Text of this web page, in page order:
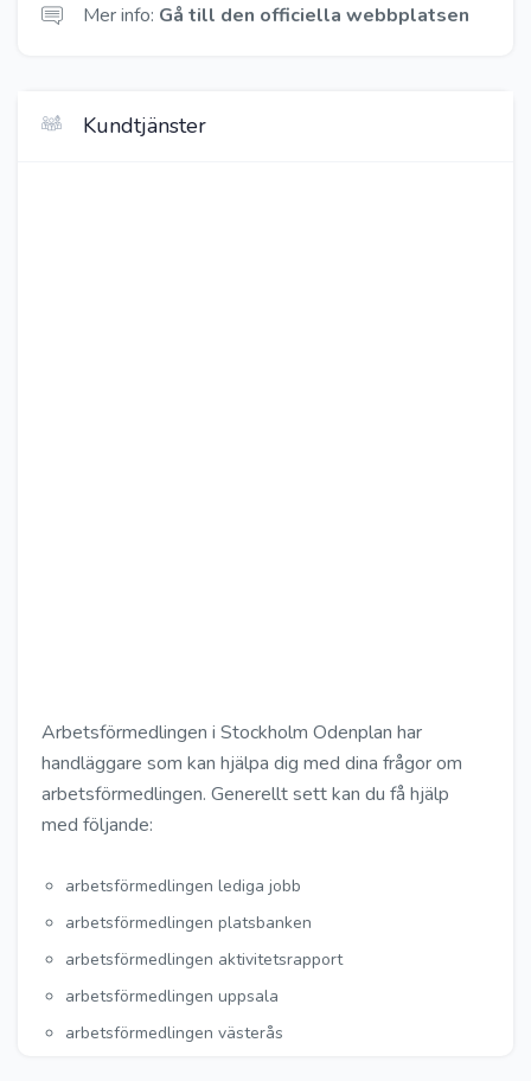
Mer info: Gå till den officiella webbplatsen
Kundtjänster
Arbetsförmedlingen i Stockholm Odenplan har
handläggare som kan hjälpa dig med dina frågor om
arbetsförmedlingen. Generellt sett kan du få hjälp
med följande:
arbetsförmedlingen lediga jobb
arbetsförmedlingen platsbanken
arbetsförmedlingen aktivitetsrapport
arbetsförmedlingen uppsala
arbetsförmedlingen västerås